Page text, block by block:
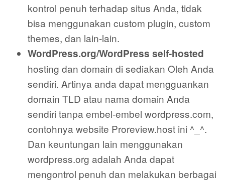
kontrol penuh terhadap situs Anda, tidak
bisa menggunakan custom plugin, custom
themes, dan lain-lain.
WordPress.org/WordPress self-hosted
hosting dan domain di sediakan Oleh Anda
sendiri. Artinya anda dapat mengguankan
domain TLD atau nama domain Anda
sendiri tanpa embel-embel wordpress.com,
contohnya website Proreview.host ini ^_^.
Dan keuntungan lain menggunakan
wordpress.org adalah Anda dapat
mengontrol penuh dan melakukan berbagai